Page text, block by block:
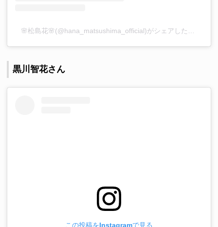
黒川智花さん
この投稿をInstagramで見る